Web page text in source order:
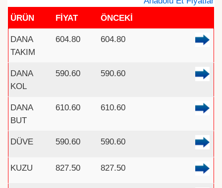
ÜRÜN
FİYAT ÖNCEKİ
DANA
TAKIM
604.80 604.80
DANA
KOL
590.60 590.60
DANA
BUT
610.60 610.60
DÜVE 590.60 590.60
KUZU 827.50 827.50